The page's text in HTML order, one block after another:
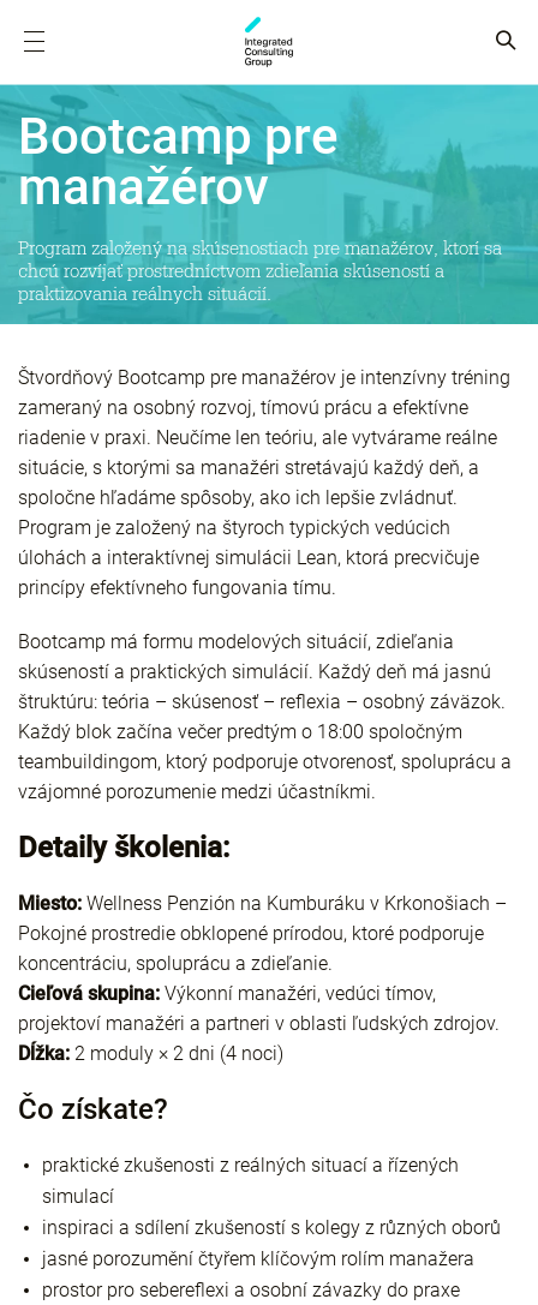
Bootcamp pre
manažérov
Program založený na skúsenostiach pre manažérov, ktorí sa
chcú rozvíjať prostredníctvom zdieľania skúseností a
praktizovania reálnych situácií.
Štvordňový Bootcamp pre manažérov je intenzívny tréning
zameraný na osobný rozvoj, tímovú prácu a efektívne
riadenie v praxi. Neučíme len teóriu, ale vytvárame reálne
situácie, s ktorými sa manažéri stretávajú každý deň, a
spoločne hľadáme spôsoby, ako ich lepšie zvládnuť.
Program je založený na štyroch typických vedúcich
úlohách a interaktívnej simulácii Lean, ktorá precvičuje
princípy efektívneho fungovania tímu.
Bootcamp má formu modelových situácií, zdieľania
skúseností a praktických simulácií. Každý deň má jasnú
štruktúru: teória – skúsenosť – reflexia – osobný záväzok.
Každý blok začína večer predtým o 18:00 spoločným
teambuildingom, ktorý podporuje otvorenosť, spoluprácu a
vzájomné porozumenie medzi účastníkmi.
Detaily školenia:
Miesto: Wellness Penzión na Kumburáku v Krkonošiach –
Pokojné prostredie obklopené prírodou, ktoré podporuje
koncentráciu, spoluprácu a zdieľanie.
Cieľová skupina: Výkonní manažéri, vedúci tímov,
projektoví manažéri a partneri v oblasti ľudských zdrojov.
Dĺžka: 2 moduly × 2 dni (4 noci)
Čo získate?
praktické zkušenosti z reálných situací a řízených
simulací
inspiraci a sdílení zkušeností s kolegy z různých oborů
jasné porozumění čtyřem klíčovým rolím manažera
prostor pro sebereflexi a osobní závazky do praxe